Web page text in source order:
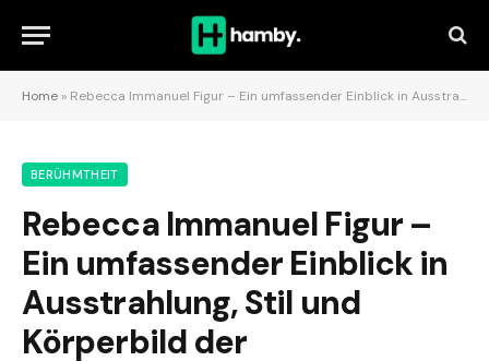
Home » Rebecca Immanuel Figur – Ein umfassender Einblick in Ausstrahlung, Stil und Körperbild der Schauspielerin
BERÜHMTHEIT
Rebecca Immanuel Figur –
Ein umfassender Einblick in
Ausstrahlung, Stil und
Körperbild der